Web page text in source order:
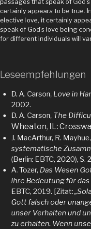
certainly appears to be true.
elective love, it certainly
speak of God’s love being
for different individuals will
Leseempfehlungen
D. A. Carson, Love in
2002.
D. A. Carson, The
Wheaton, IL:
J. MacArthur, R.
systematische
(Berlin: EBTC, 2020), S.
A. Tozer, Das Wesen
ihre Bedeutung für
EBTC, 2019. [Zitat:
Gott falsch oder
unser Verhalten und
zu erhalten. Wenn